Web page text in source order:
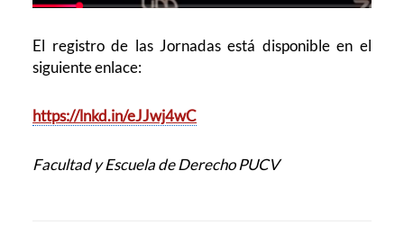
El registro de las Jornadas está disponible en el
siguiente enlace:
https://lnkd.in/eJJwj4wC
Facultad y Escuela de Derecho PUCV